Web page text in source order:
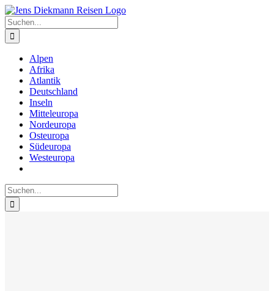
Zum
Inhalt
springen
Suche
nach:
Alpen
Afrika
Atlantik
Deutschland
Inseln
Mitteleuropa
Nordeuropa
Osteuropa
Südeuropa
Westeuropa
Suche
nach: